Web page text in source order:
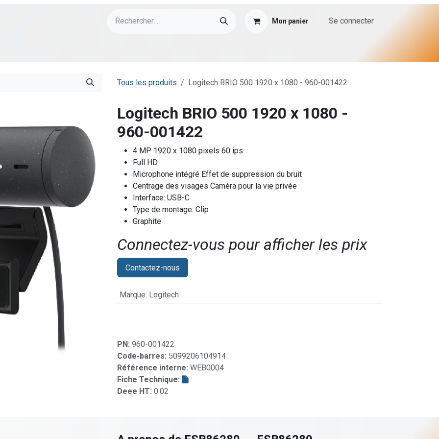
Mon panier Se connecter
Tous les produits Logitech BRIO 500 1920 x 1080 - 960-001422
Logitech BRIO 500 1920 x 1080 -
960-001422
4 MP 1920 x 1080 pixels 60 ips
Full HD
Microphone intégré Effet de suppression du bruit
Centrage des visages Caméra pour la vie privée
Interface: USB-C
Type de montage: Clip
Graphite
Connectez-vous pour afficher les prix​
Contactez-nous
Marque: Logitech
PN: 960-001422
Code-barres: 5099206104914
Référence interne: WEB0004
Fiche Technique:
Deee HT: 0.02